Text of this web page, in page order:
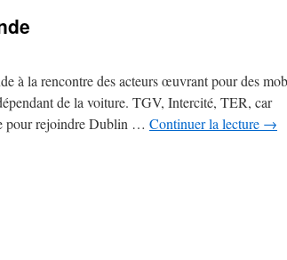
à la rencontre des acteurs œuvrant pour des
de la voiture. TGV, Intercité, TER, car
pour rejoindre Dublin … Continuer la lecture →